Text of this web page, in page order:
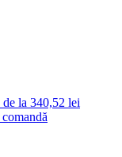
de la 340,52 lei